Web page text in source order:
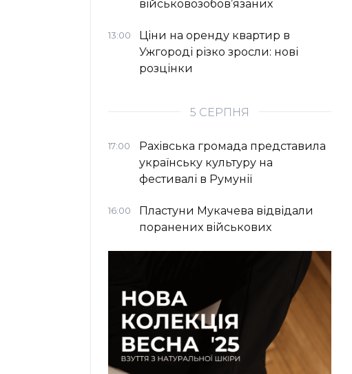
військовозобов’язаних
13:00
Ціни на оренду квартир в
Ужгороді різко зросли: нові
розцінки
5 СЕРПНЯ
17:00
Рахівська громада представила
українську культуру на
фестивалі в Румунії
16:00
Пластуни Мукачева відвідали
поранених військових